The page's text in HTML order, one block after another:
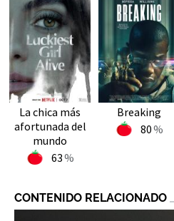
La chica más
afortunada del
mundo
63
Breaking
80
CONTENIDO RELACIONADO